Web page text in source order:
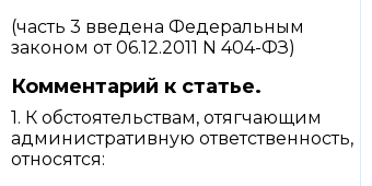
(часть 3 введена Федеральным
законом от 06.12.2011 N 404-ФЗ)
Комментарий к статье.
1. К обстоятельствам, отягчающим
административную ответственность,
относятся: